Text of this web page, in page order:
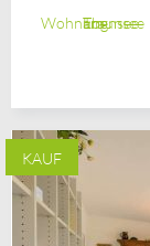
WohnungEbensee am Traunsee
KAUF